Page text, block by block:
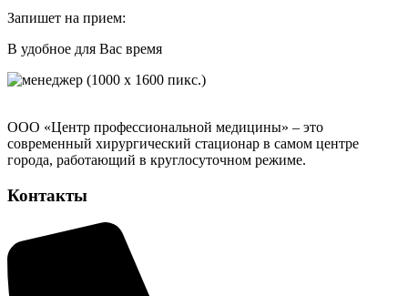
Запишет на прием:
В удобное для Вас время
ООО «Центр профессиональной медицины» – это
современный хирургический стационар в самом центре
города, работающий в круглосуточном режиме.
Контакты